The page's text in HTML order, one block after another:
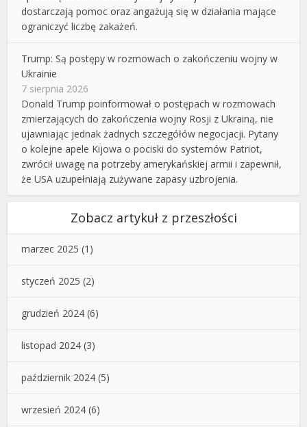
dostarczają pomoc oraz angażują się w działania mające
ograniczyć liczbę zakażeń.
Trump: Są postępy w rozmowach o zakończeniu wojny w
Ukrainie
7 sierpnia 2026
Donald Trump poinformował o postępach w rozmowach
zmierzających do zakończenia wojny Rosji z Ukrainą, nie
ujawniając jednak żadnych szczegółów negocjacji. Pytany
o kolejne apele Kijowa o pociski do systemów Patriot,
zwrócił uwagę na potrzeby amerykańskiej armii i zapewnił,
że USA uzupełniają zużywane zapasy uzbrojenia.
Zobacz artykuł z przeszłości
marzec 2025 (1)
styczeń 2025 (2)
grudzień 2024 (6)
listopad 2024 (3)
październik 2024 (5)
wrzesień 2024 (6)